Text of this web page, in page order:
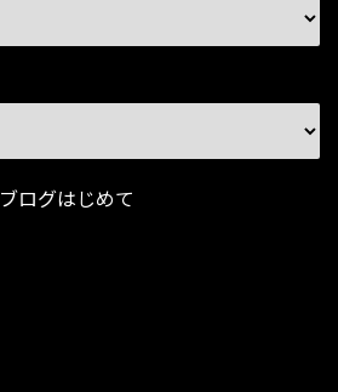
ブログはじめて